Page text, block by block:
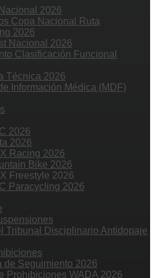
2026
Copa Nacional Ruta
2026
Nacional 2026
Clasificación Funcional
Técnica 2026
Información Médica (MDF)
2026
2026
Racing 2026
Bike 2026
Freestyle 2026
Paracycling 2026
Tribunal Disciplinario Antidopaje
de Seguimiento 2026
Prohibiciones WADA 2026